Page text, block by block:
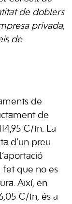
de doblers
privada,
de
de
de
€/tn. La
d’un preu
fet que no es
Així, en
€/tn, és a